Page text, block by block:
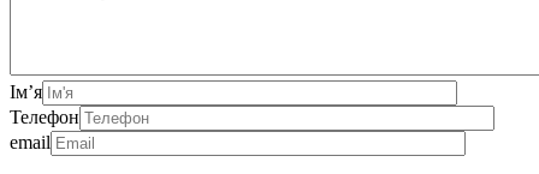
Ім’я
Телефон
email